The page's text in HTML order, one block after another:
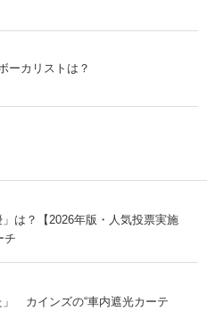
ーカリストは？
は？【2026年版・人気投票実施
チ
」 カインズの“車内遮光カーテ